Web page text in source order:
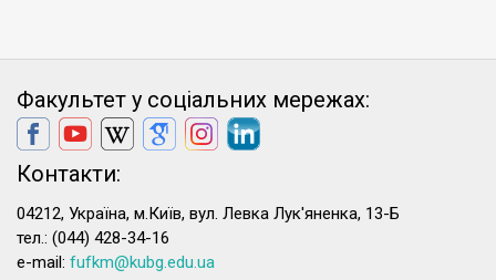
Факультет у соціальних мережах:
Контакти:
04212, Україна, м.Київ, вул. Левка Лук'яненка, 13-Б
тел.: (044) 428-34-16
e-mail: fufkm@kubg.edu.ua